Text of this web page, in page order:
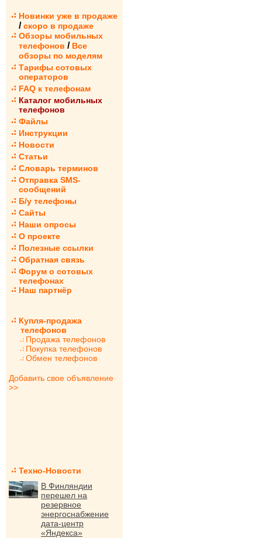
Новинки уже в продаже
/ скоро в продаже
Обзоры мобильных
телефонов / Все
обзоры по моделям
Тарифы сотовых
операторов
FAQ к телефонам
Каталог мобильных
телефонов
Файлы
Инструкции
Новости
Статьи
Словарь терминов
Отправка SMS-
сообщений
Б/у телефоны
Сайты
Наши опросы
О проекте
Полезные ссылки
Обратная связь
Форум о сотовых
телефонах
Наш партнёр
Купля-продажа
телефонов
Продажа телефонов
Покупка телефонов
Обмен телефонов
Добавить свое объявление
>>
Техно-Новости
В Финляндии
перешел на
резервное
энергоснабжение
дата-центр
«Яндекса»